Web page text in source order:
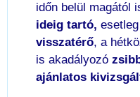
időn belül magától
ideig tartó, esetleg
visszatérő, a
is akadályozó
ajánlatos